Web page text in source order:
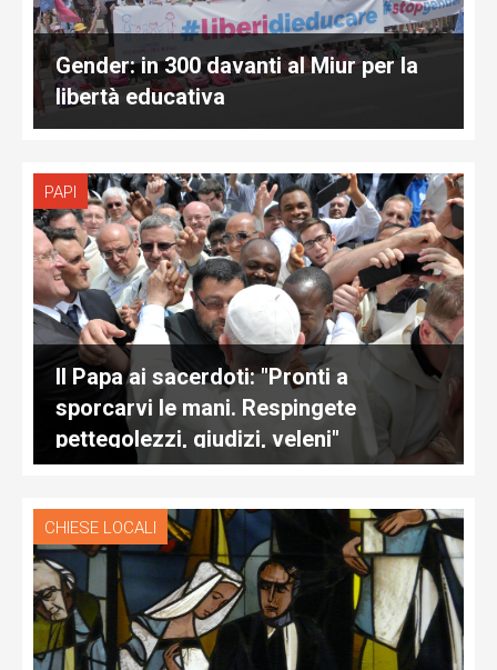
Gender: in 300 davanti al Miur per la
libertà educativa
PAPI
Il Papa ai sacerdoti: "Pronti a
sporcarvi le mani. Respingete
pettegolezzi, giudizi, veleni"
CHIESE LOCALI